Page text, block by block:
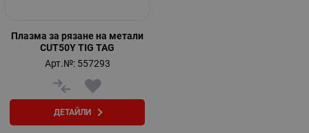
Плазма за рязане на метали
CUT50Y TIG TAG
Арт.№: 557293
ДЕТАЙЛИ